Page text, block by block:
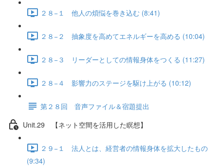
２８−１ 他人の煩悩を巻き込む (8:41)
２８−２ 抽象度を高めてエネルギーを高める (10:04)
２８−３ リーダーとしての情報身体をつくる (11:27)
２８−４ 影響力のステージを駆け上がる (10:12)
第２８回 音声ファイル＆宿題提出
Unit.29 【ネット空間を活用した瞑想】
２９−１ 法人とは、経営者の情報身体を拡大したもの
(9:34)